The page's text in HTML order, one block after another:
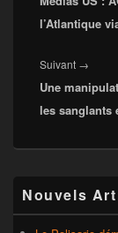
l’Atlantique
Suivant →
Une
les sanglants
principale
de
Nouvels